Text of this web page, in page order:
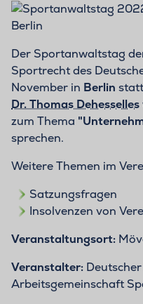
Berlin
Der Sportanwaltstag
Sportrecht des
November in Berlin
Dr. Thomas Dehesselles
zum Thema
sprechen.
Weitere Themen im
Satzungsfragen
Insolvenzen von
Veranstaltungsort:
Veranstalter:
Arbeitsgemeinschaft